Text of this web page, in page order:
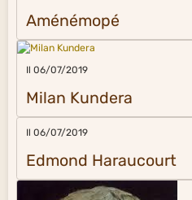
Aménémopé
Il 06/07/2019
Milan Kundera
Il 06/07/2019
Edmond Haraucourt